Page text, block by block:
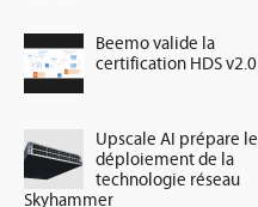
Beemo valide la
certification HDS v2.0
Upscale AI prépare le
déploiement de la
technologie réseau
Skyhammer